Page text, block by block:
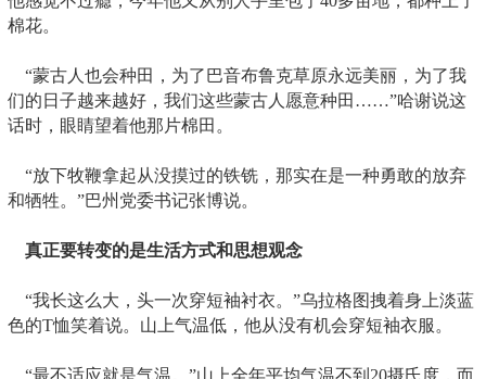
棉花。
“蒙古人也会种田，为了巴音布鲁克草原永远美丽，为了我
们的日子越来越好，我们这些蒙古人愿意种田……”哈谢说这
话时，眼睛望着他那片棉田。
“放下牧鞭拿起从没摸过的铁铣，那实在是一种勇敢的放弃
和牺牲。”巴州党委书记张博说。
真正要转变的是生活方式和思想观念
“我长这么大，头一次穿短袖衬衣。”乌拉格图拽着身上淡蓝
色的T恤笑着说。山上气温低，他从没有机会穿短袖衣服。